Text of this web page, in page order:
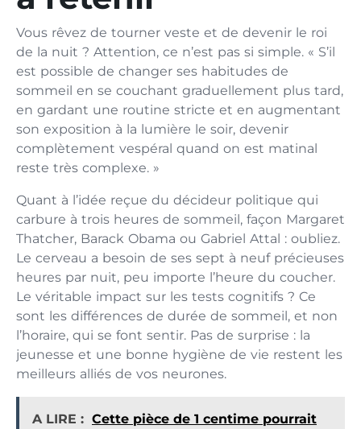
Vous rêvez de tourner veste et de devenir le roi
de la nuit ? Attention, ce n’est pas si simple. « S’il
est possible de changer ses habitudes de
sommeil en se couchant graduellement plus tard,
en gardant une routine stricte et en augmentant
son exposition à la lumière le soir, devenir
complètement vespéral quand on est matinal
reste très complexe. »
Quant à l’idée reçue du décideur politique qui
carbure à trois heures de sommeil, façon Margaret
Thatcher, Barack Obama ou Gabriel Attal : oubliez.
Le cerveau a besoin de ses sept à neuf précieuses
heures par nuit, peu importe l’heure du coucher.
Le véritable impact sur les tests cognitifs ? Ce
sont les différences de durée de sommeil, et non
l’horaire, qui se font sentir. Pas de surprise : la
jeunesse et une bonne hygiène de vie restent les
meilleurs alliés de vos neurones.
A LIRE : Cette pièce de 1 centime pourrait